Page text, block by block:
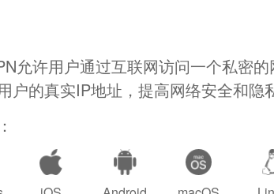
允许用户通过互联网访问一个私密
户的真实IP地址，提高网络安全和隐